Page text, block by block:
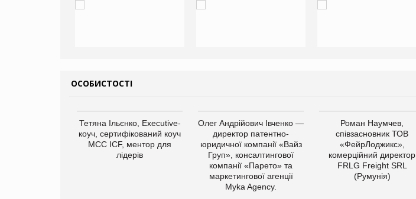
ОСОБИСТОСТІ
Тетяна Ільєнко, Executive-
коуч, сертифікований коуч
МСС ICF, ментор для
лідерів
Олег Андрійович Івченко —
директор патентно-
юридичної компанії «Вайз
Груп», консалтингової
компанії «Парето» та
маркетингової агенції
Myka Agency.
Роман Наумчев,
співзасновник ТОВ
«ФейрЛоджикс»,
комерційний директор
FRLG Freight SRL
(Румунія)